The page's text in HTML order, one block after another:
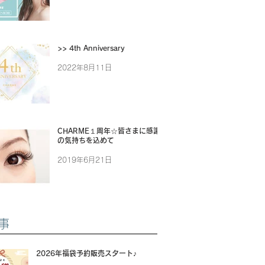
>> 4th Anniversary
2022年8月11日
CHARME１周年☆皆さまに感謝
の気持ちを込めて
2019年6月21日
2026年福袋予約販売スタート♪